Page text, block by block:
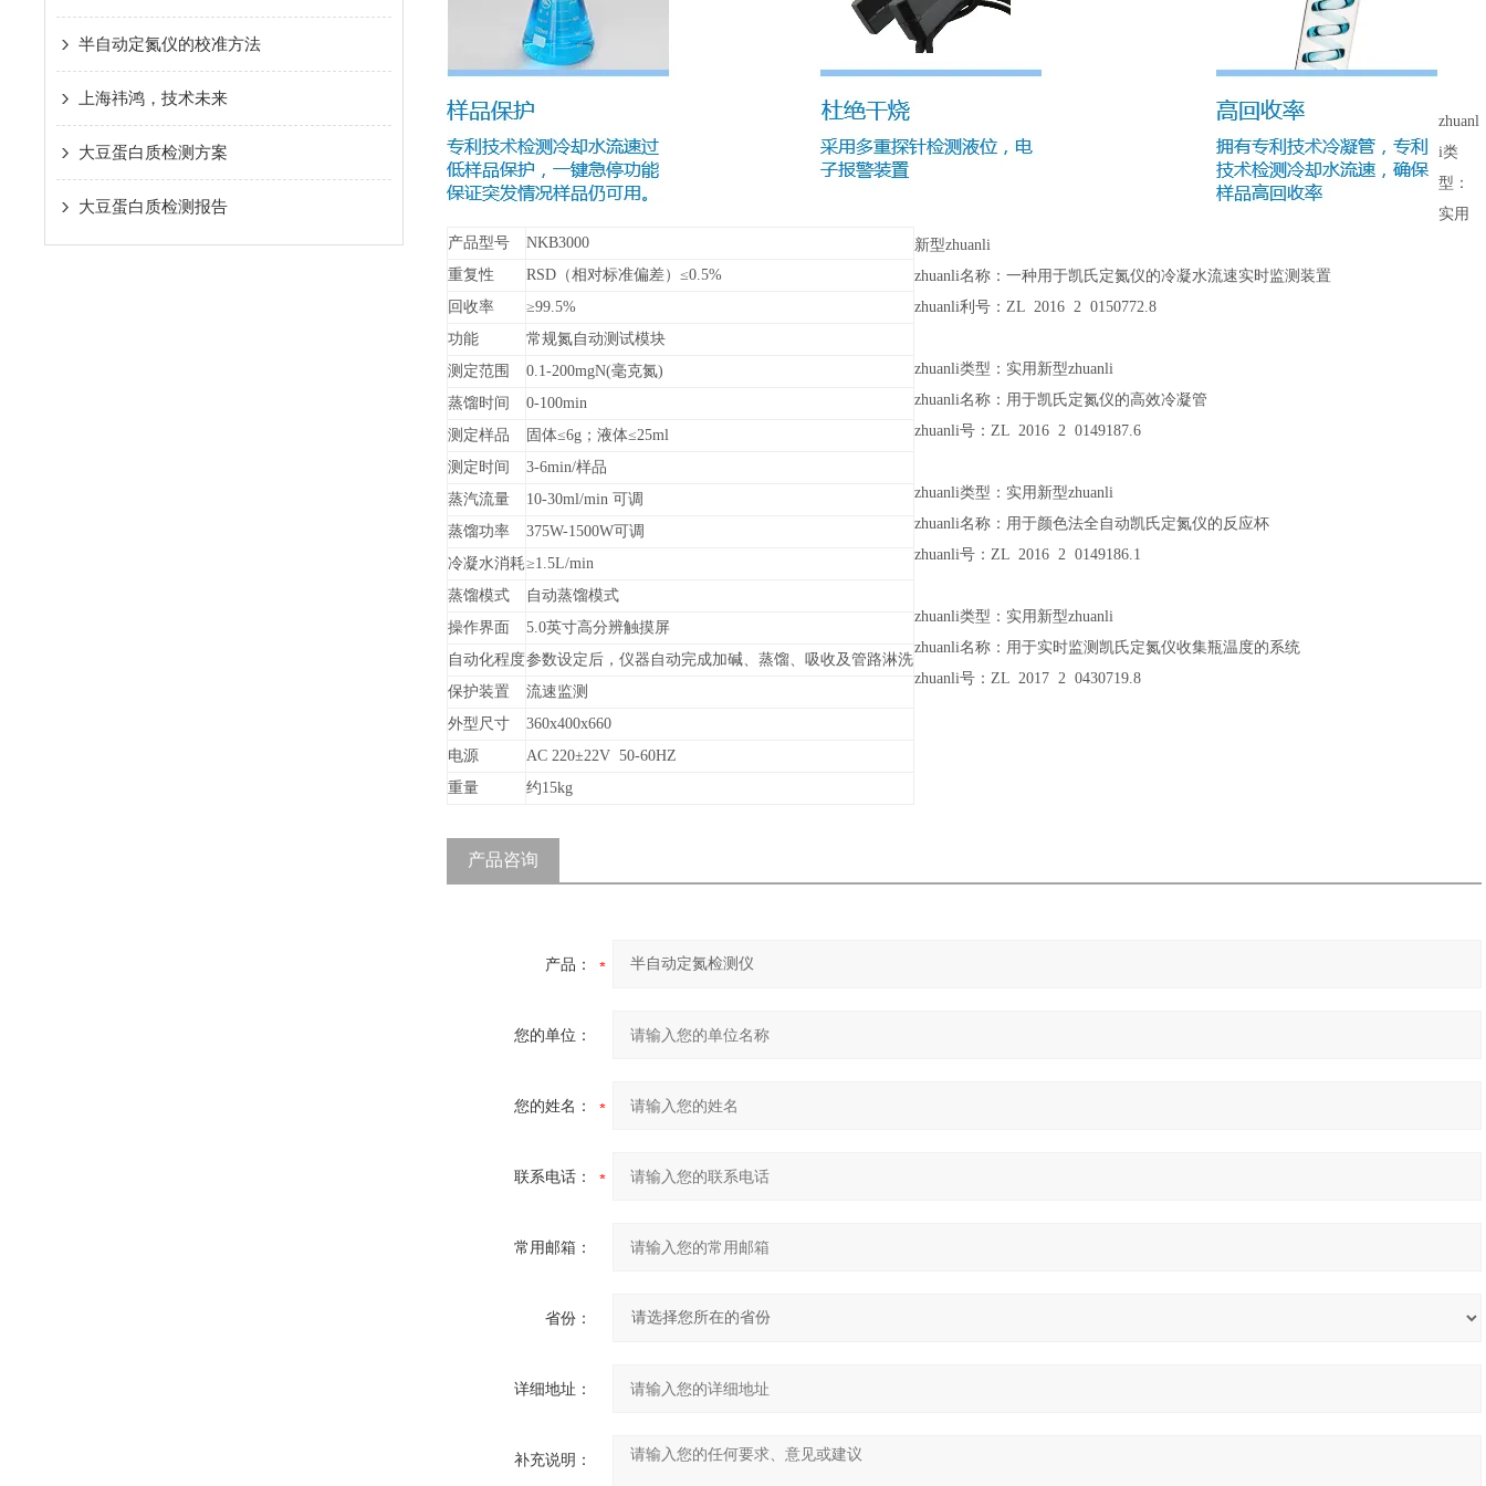
半自动定氮仪的校准方法
上海祎鸿，技术未来
大豆蛋白质检测方案
大豆蛋白质检测报告
产品型号
NKB3000
重复性
RSD（相对标准偏差）≤0.5%
回收率
≥99.5%
功能
常规氮自动测试模块
测定范围
0.1-200mgN(毫克氮)
蒸馏时间
0-100min
测定样品
固体≤6g；液体≤25ml
测定时间
3-6min/样品
蒸汽流量
10-30ml/min 可调
蒸馏功率
375W-1500W可调
冷凝水消耗≥1.5L/min
蒸馏模式
自动蒸馏模式
操作界面
5.0英寸高分辨触摸屏
自动化程度参数设定后，仪器自动完成加碱、蒸馏、吸收及管路淋洗
保护装置
流速监测
外型尺寸
360x400x660
电源
AC 220±22V 50-60HZ
重量
约15kg
zhuanl
i类
型：
实用
新型zhuanli
zhuanli名称：一种用于凯氏定氮仪的冷凝水流速实时监测装置
zhuanli利号：ZL 2016 2 0150772.8
zhuanli类型：实用新型zhuanli
zhuanli名称：用于凯氏定氮仪的高效冷凝管
zhuanli号：ZL 2016 2 0149187.6
zhuanli类型：实用新型zhuanli
zhuanli名称：用于颜色法全自动凯氏定氮仪的反应杯
zhuanli号：ZL 2016 2 0149186.1
zhuanli类型：实用新型zhuanli
zhuanli名称：用于实时监测凯氏定氮仪收集瓶温度的系统
zhuanli号：ZL 2017 2 0430719.8
产品咨询
产品：
您的单位：
您的姓名：
联系电话：
常用邮箱：
省份：
详细地址：
补充说明：